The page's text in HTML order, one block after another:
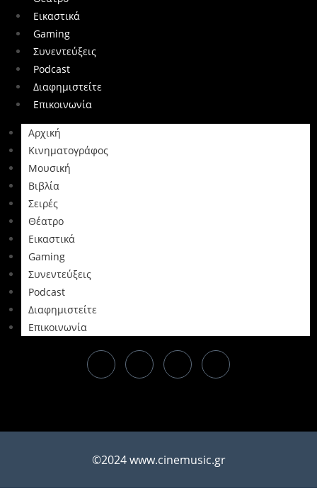
Εικαστικά
Gaming
Συνεντεύξεις
Podcast
Διαφημιστείτε
Επικοινωνία
Αρχική
Κινηματογράφος
Μουσική
Βιβλία
Σειρές
Θέατρο
Εικαστικά
Gaming
Συνεντεύξεις
Podcast
Διαφημιστείτε
Επικοινωνία
©2024 www.cinemusic.gr